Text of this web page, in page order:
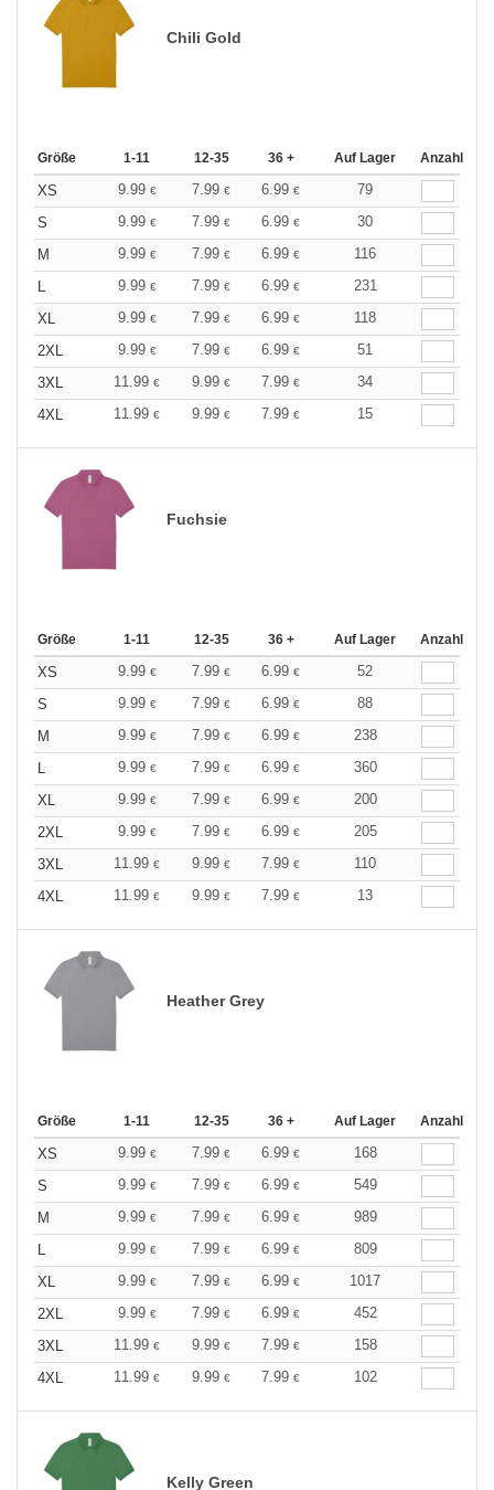
Chili Gold
Größe 1-11 12-35 36 + Auf Lager Anzahl
XS 9.99 € 7.99 € 6.99 €
79
S
9.99 € 7.99 € 6.99 €
30
M
9.99 € 7.99 € 6.99 €
116
9.99 € 7.99 € 6.99 €
231
XL
9.99 € 7.99 € 6.99 €
118
2XL
9.99 € 7.99 € 6.99 €
51
3XL
11.99 € 9.99 € 7.99 €
34
4XL
11.99 € 9.99 € 7.99 € 15
Fuchsie
Größe 1-11 12-35 36 + Auf Lager Anzahl
XS 9.99 € 7.99 € 6.99 €
52
S
9.99 € 7.99 € 6.99 €
88
M
9.99 € 7.99 € 6.99 €
238
9.99 € 7.99 € 6.99 €
360
XL
9.99 € 7.99 € 6.99 €
200
2XL
9.99 € 7.99 € 6.99 €
205
3XL
11.99 € 9.99 € 7.99 €
110
4XL
11.99 € 9.99 € 7.99 € 13
Heather Grey
Größe 1-11 12-35 36 + Auf Lager Anzahl
XS 9.99 € 7.99 € 6.99 €
168
S
9.99 € 7.99 € 6.99 €
549
M
9.99 € 7.99 € 6.99 €
989
9.99 € 7.99 € 6.99 €
809
XL
9.99 € 7.99 € 6.99 €
1017
2XL
9.99 € 7.99 € 6.99 €
452
3XL
11.99 € 9.99 € 7.99 €
158
4XL
11.99 € 9.99 € 7.99 € 102
Kelly Green